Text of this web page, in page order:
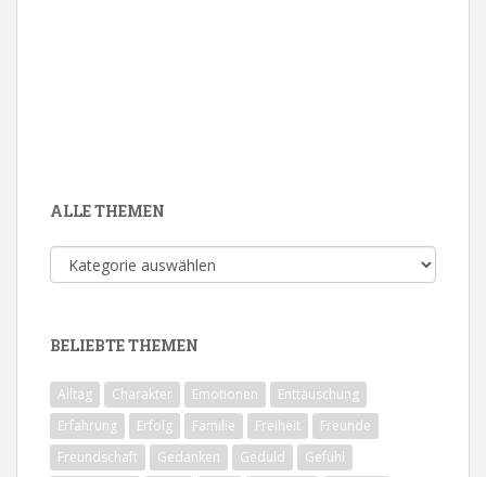
ALLE THEMEN
Alle
Themen
BELIEBTE THEMEN
Alltag Charakter Emotionen
Enttäuschung
Erfahrung
Erfolg Familie Freiheit
Freunde
Freundschaft
Gedanken Geduld
Gefühl